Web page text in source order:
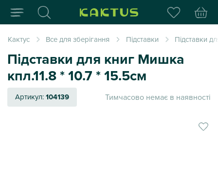
Інтернет-магазин
Кактус Все для зберігання Підставки Підставки
Підставки для книг Мишка
кпл.11.8 * 10.7 * 15.5см
Артикул:104139 Тимчасово немає в наявності